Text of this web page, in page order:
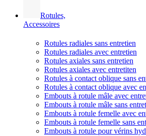
Rotules,
Accessoires
Rotules radiales sans entretien
Rotules radiales avec entretien
Rotules axiales sans entretien
Rotules axiales avec entretiten
Rotules à contact oblique sans
Rotules à contact oblique avec
Embouts à rotule mâle avec
Embouts à rotule mâle sans
Embouts à rotule femelle avec
Embouts à rotule femelle sans
Embouts à rotule pour vérins